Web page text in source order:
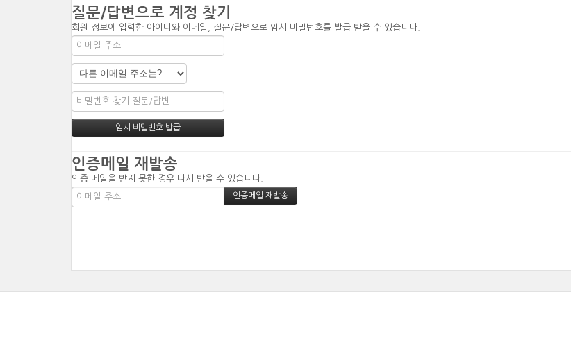
질문/답변으로 계정 찾기
회원 정보에 입력한 아이디와 이메일, 질문/답변으로 임시 비밀번호를 발급 받을 수 있습니다.
인증메일 재발송
인증 메일을 받지 못한 경우 다시 받을 수 있습니다.